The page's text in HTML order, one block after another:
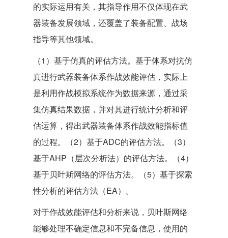
的实际运用有关，其指导作用不仅体现在武
器装备发展领域，还覆盖了装备配置、战场
指导等其他领域。
（1）基于仿真的评估方法。基于体系对抗仿
真进行武器装备体系作战效能评估，实际上
是利用作战模拟系统作为数据来源，通过采
集仿真结果数据，并对其进行统计分析和评
估运算，得出武器装备体系作战效能指标值
的过程。（2）基于ADC的评估方法。（3）
基于AHP（层次分析法）的评估方法。（4）
基于贝叶斯网络的评估方法。（5）基于探索
性分析的评估方法（EA）。
对于作战效能评估和分析来说，贝叶斯网络
能够处理不确定信息和不完备信息，使用的